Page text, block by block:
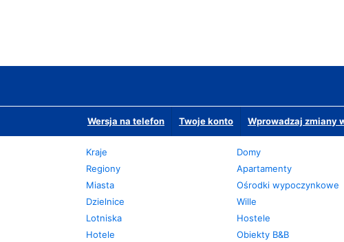
Wersja na telefon Twoje konto Wprowadzaj zmiany
Kraje
Regiony
Miasta
Dzielnice
Lotniska
Hotele
Domy
Apartamenty
Ośrodki wypoczynkowe
Wille
Hostele
Obiekty B&B